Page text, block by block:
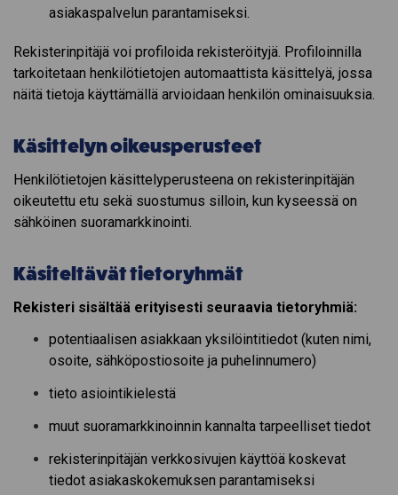
asiakaspalvelun parantamiseksi.
Rekisterinpitäjä voi profiloida rekisteröityjä. Profiloinnilla
tarkoitetaan henkilötietojen automaattista käsittelyä, jossa
näitä tietoja käyttämällä arvioidaan henkilön ominaisuuksia.
Käsittelyn oikeusperusteet
Henkilötietojen käsittelyperusteena on rekisterinpitäjän
oikeutettu etu sekä suostumus silloin, kun kyseessä on
sähköinen suoramarkkinointi.
Käsiteltävät tietoryhmät
Rekisteri sisältää erityisesti seuraavia tietoryhmiä:
potentiaalisen asiakkaan yksilöintitiedot (kuten nimi,
osoite, sähköpostiosoite ja puhelinnumero)
tieto asiointikielestä
muut suoramarkkinoinnin kannalta tarpeelliset tiedot
rekisterinpitäjän verkkosivujen käyttöä koskevat
tiedot asiakaskokemuksen parantamiseksi